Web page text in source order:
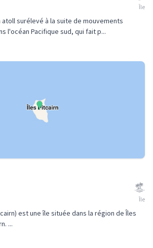
Île
atoll surélevé à la suite de mouvements
l'océan Pacifique sud, qui fait p...
Île
est une île située dans la région de Îles
...